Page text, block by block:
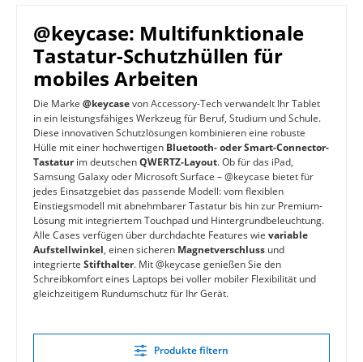
@keycase: Multifunktionale
Tastatur-Schutzhüllen für
mobiles Arbeiten
Die Marke @keycasevon Accessory-Tech verwandelt Ihr Tablet
in ein leistungsfähiges Werkzeug für Beruf, Studium und Schule.
Diese innovativen Schutzlösungen kombinieren eine robuste
Hülle mit einer hochwertigen Bluetooth- oder Smart-Connector-
Tastaturim deutschenQWERTZ-Layout. Ob für das iPad,
Samsung Galaxy oder Microsoft Surface – @keycase bietet für
jedes Einsatzgebiet das passende Modell: vom flexiblen
Einstiegsmodell mit abnehmbarer Tastatur bis hin zur Premium-
Lösung mit integriertem Touchpad und Hintergrundbeleuchtung.
Alle Cases verfügen über durchdachte Features wie variable
Aufstellwinkel, einen sicheren Magnetverschluss und
integrierte Stifthalter. Mit @keycase genießen Sie den
Schreibkomfort eines Laptops bei voller mobiler Flexibilität und
gleichzeitigem Rundumschutz für Ihr Gerät.
Produkte filtern